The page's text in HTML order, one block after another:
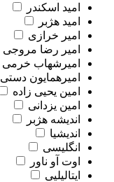
امید اسکندر
امید هژبر
امیر خرازی
امیر رضا مروجی
امیرشهاب خرمی
امیرهمایون دستی
امین یحیی زاده
امین یزدانی
اندیشه هژبر
اندیشیا
انگلیسی
اوت آو ناور
ایتالیلیی